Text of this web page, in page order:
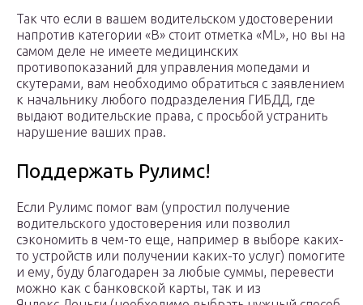
Так что если в вашем водительском удостоверении
напротив категории «В» стоит отметка «ML», но вы на
самом деле не имеете медицинских
противопоказаний для управления мопедами и
скутерами, вам необходимо обратиться с заявлением
к начальнику любого подразделения ГИБДД, где
выдают водительские права, с просьбой устранить
нарушение ваших прав.
Поддержать Рулимс!
Если Рулимс помог вам (упростил получение
водительского удостоверения или позволил
сэкономить в чем-то еще, например в выборе каких-
то устройств или получении каких-то услуг) помогите
и ему, буду благодарен за любые суммы, перевести
можно как с банковской карты, так и из